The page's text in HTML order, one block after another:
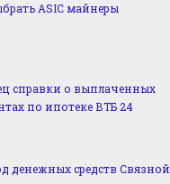
ASIC майнеры
справки о выплаченных
по ипотеке ВТБ 24
денежных средств Связной